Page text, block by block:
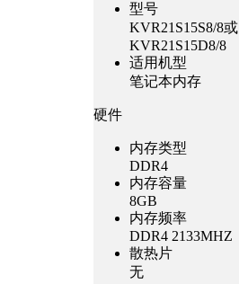
型号
KVR21S15S8/8或
KVR21S15D8/8
适用机型
笔记本内存
硬件
内存类型
DDR4
内存容量
8GB
内存频率
DDR4 2133MHZ
散热片
无